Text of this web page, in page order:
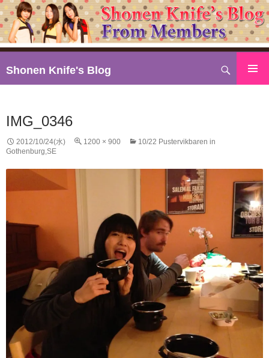
Shonen Knife's Blog
索
ン
ツ
へ
ス
IMG_0346
2012/10/24(水) 1200 × 900
10/22 Pustervikbaren in
Gothenburg,SE